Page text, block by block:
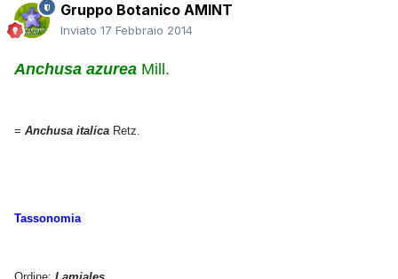
Gruppo Botanico AMINT
Inviato 17 Febbraio 2014
Anchusa azurea Mill.
= Anchusa italica Retz.
Tassonomia